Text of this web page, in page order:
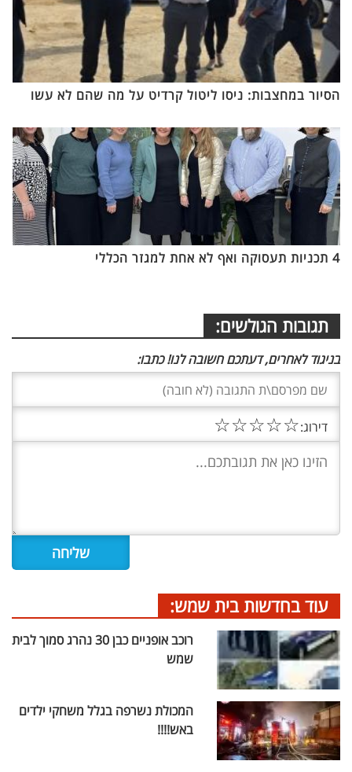
הסיור במחצבות: ניסו ליטול קרדיט על מה שהם לא עשו
4 תכניות תעסוקה ואף לא אחת למגזר הכללי
תגובות הגולשים:
בניגוד לאחרים, דעתכם חשובה לנו! כתבו:
דירוג:☆
☆
☆
☆
☆
עוד בחדשות בית שמש:
רוכב אופניים כבן 30 נהרג סמוך לבית
שמש
המכולת נשרפה בגלל משחקי ילדים
באש!!!!